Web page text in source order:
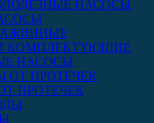
НАСОСЫ
КОМПЛЕКТУЮЩИЕ
НАСОСЫ
ПРОТЕЧЕК